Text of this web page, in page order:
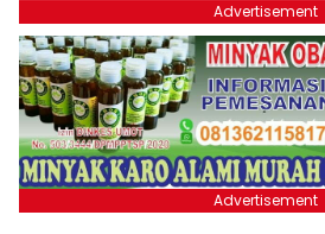
Advertisement
Advertisement